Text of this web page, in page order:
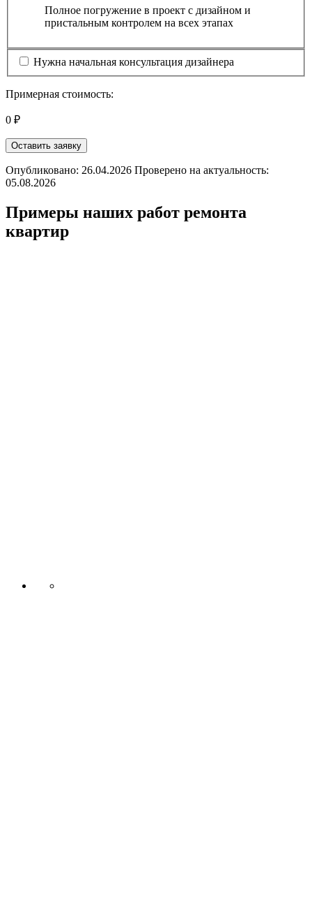
Полное погружение в проект с дизайном и
пристальным контролем на всех этапах
Нужна начальная консультация дизайнера
Примерная стоимость:
0 ₽
Оставить заявку
Опубликовано: 26.04.2026 Проверено на актуальность:
05.08.2026
Примеры наших работ ремонта
квартир